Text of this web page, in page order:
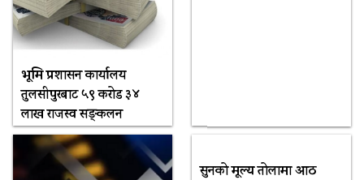
भूमि प्रशासन कार्यालय
तुलसीपुरबाट ५९ करोड ३४
लाख राजस्व सङ्कलन
सुनको मूल्य तोलामा आठ